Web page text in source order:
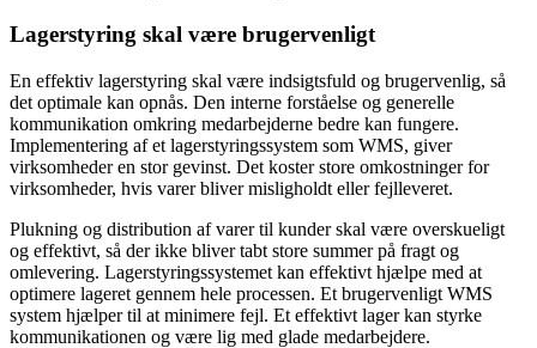
Lagerstyring skal være brugervenligt
En effektiv lagerstyring skal være indsigtsfuld og brugervenlig, så
det optimale kan opnås. Den interne forståelse og generelle
kommunikation omkring medarbejderne bedre kan fungere.
Implementering af et lagerstyringssystem som WMS, giver
virksomheder en stor gevinst. Det koster store omkostninger for
virksomheder, hvis varer bliver misligholdt eller fejlleveret.
Plukning og distribution af varer til kunder skal være overskueligt
og effektivt, så der ikke bliver tabt store summer på fragt og
omlevering. Lagerstyringssystemet kan effektivt hjælpe med at
optimere lageret gennem hele processen. Et brugervenligt WMS
system hjælper til at minimere fejl. Et effektivt lager kan styrke
kommunikationen og være lig med glade medarbejdere.